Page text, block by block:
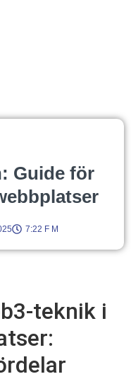
Guide för
7:22 F M
teknik i